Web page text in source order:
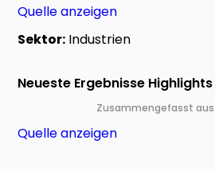
Quelle anzeigen
Sektor: Industrien
Neueste Ergebnisse
Zusammengefasst aus
Quelle anzeigen